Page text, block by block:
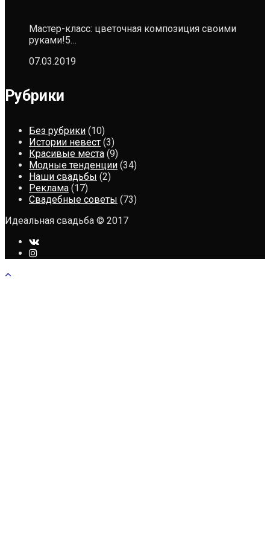
Мастер-класс: цветочная композиция своими
руками!5…
07.03.2019
Рубрики
Без рубрики (10)
Истории невест (3)
Красивые места (9)
Модные тенденции (34)
Наши свадьбы (2)
Реклама (17)
Свадебные советы (73)
Идеальная свадьба © 2017